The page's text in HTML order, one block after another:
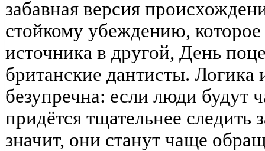
забавная версия
стойкому убеждению, которое
источника в другой, День
британские дантисты.
безупречна: если люди будут
придётся тщательнее следить
значит, они станут чаще